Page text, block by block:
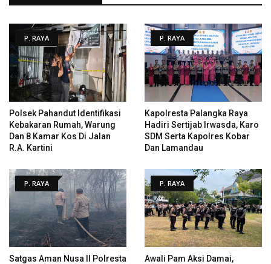
P. RAYA
Polsek Pahandut Identifikasi
Kebakaran Rumah, Warung
Dan 8 Kamar Kos Di Jalan
R.A. Kartini
P. RAYA
Kapolresta Palangka Raya
Hadiri Sertijab Irwasda, Karo
SDM Serta Kapolres Kobar
Dan Lamandau
P. RAYA
Satgas Aman Nusa II Polresta
P. RAYA
Awali Pam Aksi Damai,